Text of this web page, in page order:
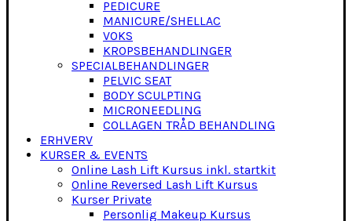
PEDICURE
MANICURE/SHELLAC
VOKS
KROPSBEHANDLINGER
SPECIALBEHANDLINGER
PELVIC SEAT
BODY SCULPTING
MICRONEEDLING
COLLAGEN TRÅD BEHANDLING
ERHVERV
KURSER & EVENTS
Online Lash Lift Kursus inkl. startkit
Online Reversed Lash Lift Kursus
Kurser Private
Personlig Makeup Kursus